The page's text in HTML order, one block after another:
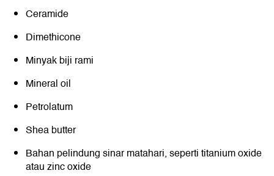
Ceramide
Dimethicone
Minyak biji rami
Mineral oil
Petrolatum
Shea butter
Bahan pelindung sinar matahari, seperti titanium oxide
atau zinc oxide